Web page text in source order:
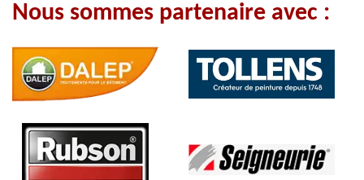
Nous sommes partenaire avec :